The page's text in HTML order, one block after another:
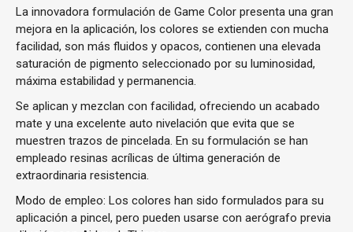
La innovadora formulación de Game Color presenta una gran
mejora en la aplicación, los colores se extienden con mucha
facilidad, son más fluidos y opacos, contienen una elevada
saturación de pigmento seleccionado por su luminosidad,
máxima estabilidad y permanencia.
Se aplican y mezclan con facilidad, ofreciendo un acabado
mate y una excelente auto nivelación que evita que se
muestren trazos de pincelada. En su formulación se han
empleado resinas acrílicas de última generación de
extraordinaria resistencia.
Modo de empleo: Los colores han sido formulados para su
aplicación a pincel, pero pueden usarse con aerógrafo previa